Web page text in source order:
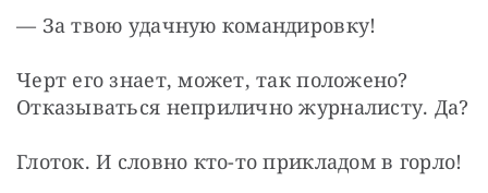
— За твою удачную командировку!
Черт его знает, может, так положено?
Отказываться неприлично журналисту. Да?
Глоток. И словно кто-то прикладом в горло!